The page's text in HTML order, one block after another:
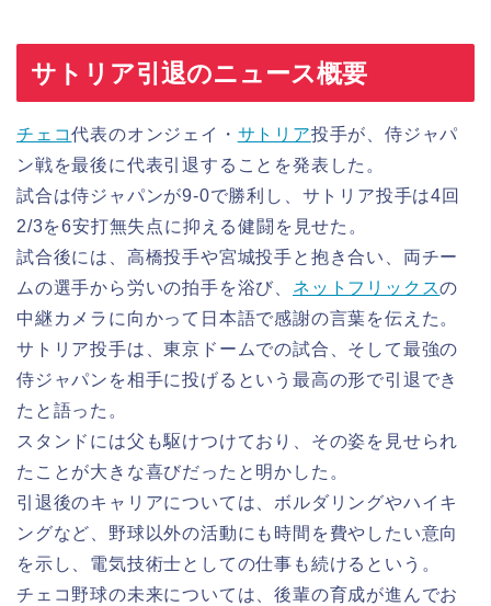
サトリア引退のニュース概要
チェコ代表のオンジェイ・ サトリア投手が、侍ジャパ
ン戦を最後に代表引退することを発表した。
試合は侍ジャパンが9-0で勝利し、サトリア投手は4回
2/3を6安打無失点に抑える健闘を見せた。
試合後には、高橋投手や宮城投手と抱き合い、両チー
ムの選手から労いの拍手を浴び、 ネットフリックスの
中継カメラに向かって日本語で感謝の言葉を伝えた。
サトリア投手は、東京ドームでの試合、そして最強の
侍ジャパンを相手に投げるという最高の形で引退でき
たと語った。
スタンドには父も駆けつけており、その姿を見せられ
たことが大きな喜びだったと明かした。
引退後のキャリアについては、ボルダリングやハイキ
ングなど、野球以外の活動にも時間を費やしたい意向
を示し、電気技術士としての仕事も続けるという。
チェコ野球の未来については、後輩の育成が進んでお